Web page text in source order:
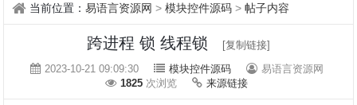
当前位置：易语言资源网 >模块控件源码 >帖子内容
跨进程 锁 线程锁
[复制链接]
2023-10-21 09:09:30
模块控件源码
易语言资源网
1825 次浏览 来源链接